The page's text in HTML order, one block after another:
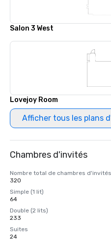
Salon 3 West
Lovejoy Room
Afficher tous les plans
Chambres d'invités
Nombre total de chambres d'invités
320
Simple (1 lit)
64
Double (2 lits)
233
Suites
24